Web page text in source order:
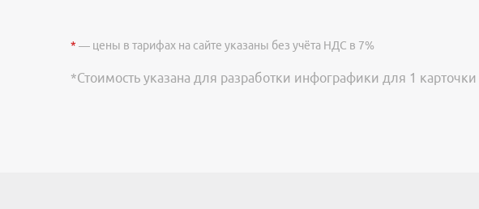
* — цены в тарифах на сайте указаны без учёта НДС в 7%
*Стоимость указана для разработки инфографики для 1 карточки